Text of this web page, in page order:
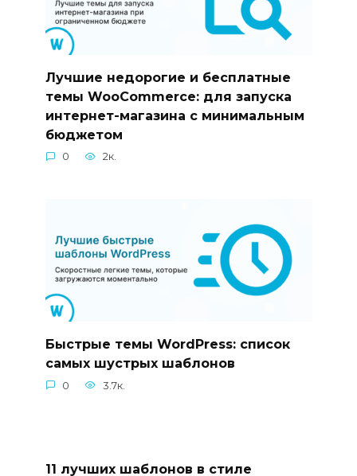
Лучшие недорогие и бесплатные
темы WooCommerce: для запуска
интернет-магазина с минимальным
бюджетом
0 2к.
Быстрые темы WordPress: список
самых шустрых шаблонов
0 3.7к.
11 лучших шаблонов в стиле